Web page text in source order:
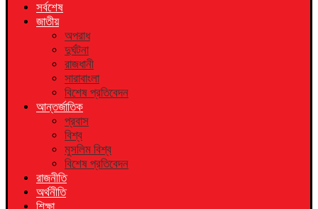
সর্বশেষ
জাতীয়
অপরাধ
দুর্ঘটনা
রাজধানী
সারাবাংলা
বিশেষ প্রতিবেদন
আন্তর্জাতিক
প্রবাস
বিশ্ব
মুসলিম বিশ্ব
বিশেষ প্রতিবেদন
রাজনীতি
অর্থনীতি